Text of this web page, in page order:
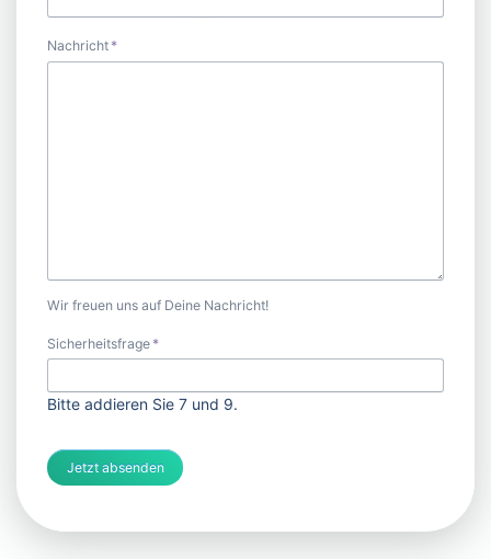
Pflichtfeld
Nachricht *
Wir freuen uns auf Deine Nachricht!
Pflichtfeld
Sicherheitsfrage *
Bitte addieren Sie 7 und 9.
Jetzt absenden